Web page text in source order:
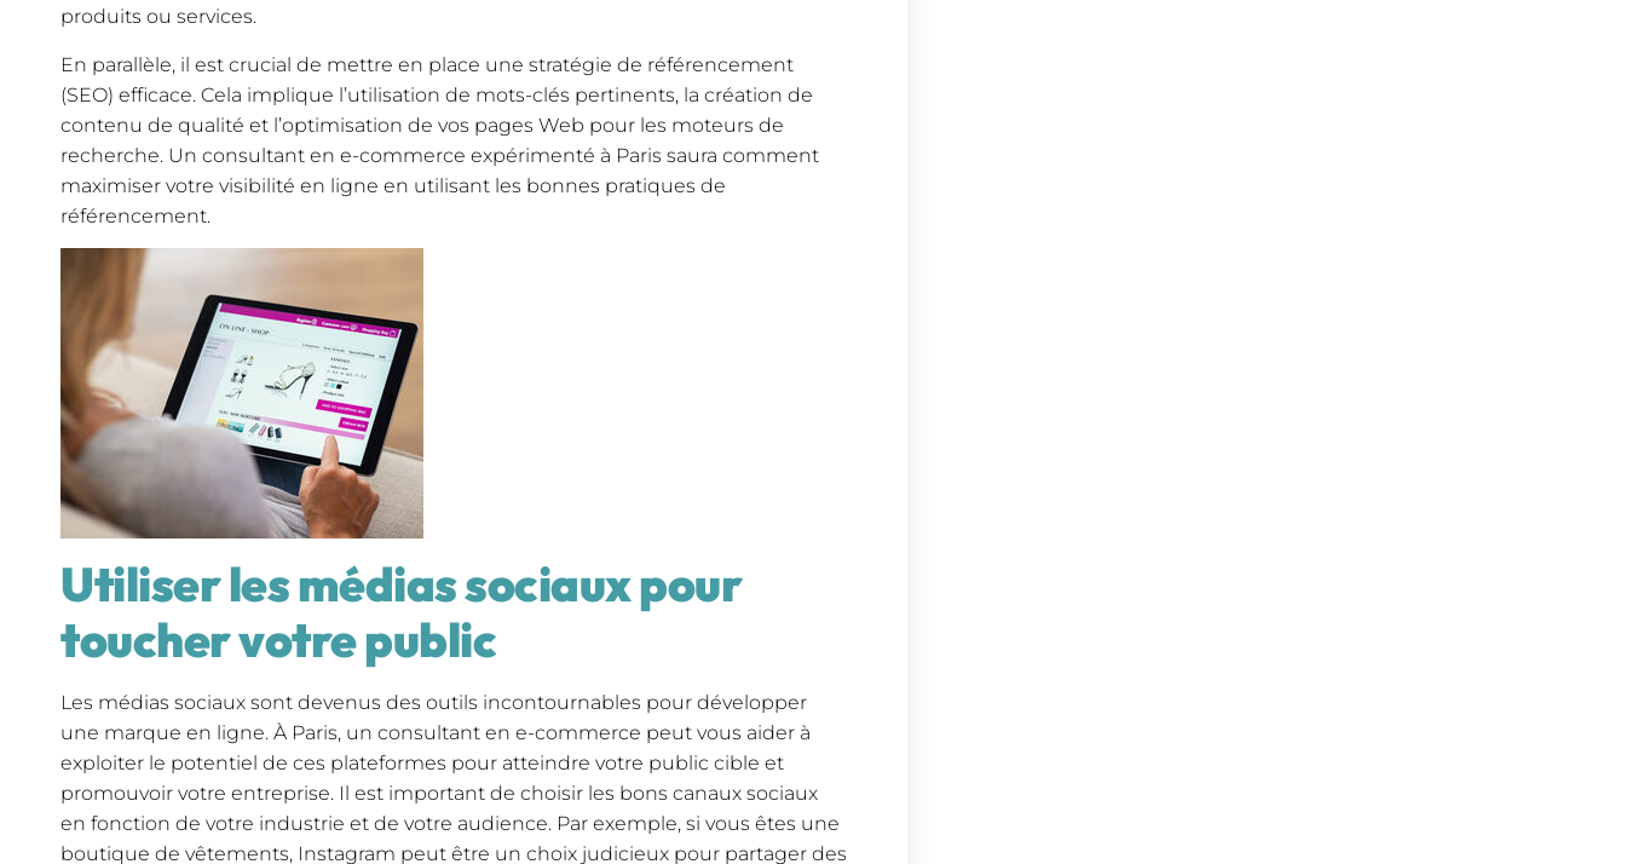
produits ou services.
En parallèle, il est crucial de mettre en place une stratégie de référencement
(SEO) efficace. Cela implique l’utilisation de mots-clés pertinents, la création de
contenu de qualité et l’optimisation de vos pages Web pour les moteurs de
recherche. Un consultant en e-commerce expérimenté à Paris saura comment
maximiser votre visibilité en ligne en utilisant les bonnes pratiques de
référencement.
Utiliser les médias sociaux pour
toucher votre public
Les médias sociaux sont devenus des outils incontournables pour développer
une marque en ligne. À Paris, un consultant en e-commerce peut vous aider à
exploiter le potentiel de ces plateformes pour atteindre votre public cible et
promouvoir votre entreprise. Il est important de choisir les bons canaux sociaux
en fonction de votre industrie et de votre audience. Par exemple, si vous êtes une
boutique de vêtements, Instagram peut être un choix judicieux pour partager des